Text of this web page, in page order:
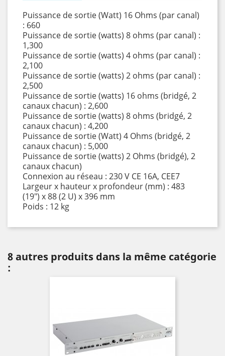
Puissance de sortie (Watt) 16 Ohms (par canal)
: 660
Puissance de sortie (watts) 8 ohms (par canal) :
1,300
Puissance de sortie (watts) 4 ohms (par canal) :
2,100
Puissance de sortie (watts) 2 ohms (par canal) :
2,500
Puissance de sortie (watts) 16 ohms (bridgé, 2
canaux chacun) : 2,600
Puissance de sortie (watts) 8 ohms (bridgé, 2
canaux chacun) : 4,200
Puissance de sortie (Watt) 4 Ohms (bridgé, 2
canaux chacun) : 5,000
Puissance de sortie (watts) 2 Ohms (bridgé), 2
canaux chacun)
Connexion au réseau : 230 V CE 16A, CEE7
Largeur x hauteur x profondeur (mm) : 483
(19") x 88 (2 U) x 396 mm
Poids : 12 kg
8 autres produits dans la même catégorie
: